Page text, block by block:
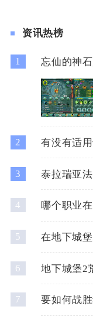
资讯热榜
1 忘仙的神
2 有没有适
3 泰拉瑞亚
4 哪个职业
5 在地下城
6 地下城堡2
7 要如何战